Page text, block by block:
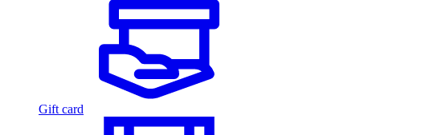
Gift card